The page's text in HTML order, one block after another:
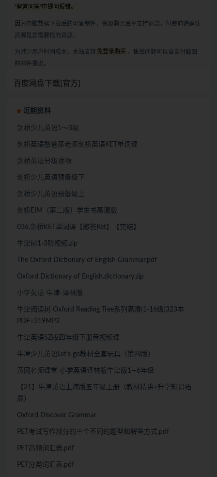
“留言问答”中提问报错。
因为电脑数据下载后的可复制性，资源购买后不支持退款，付费前请确认
资源是您需要找的资源。
为减少用户时间成本，本站支持 免登录购买 ，售后问题可以含支付截图
的邮件提出。
百度网盘下载[官方]
近期资料
剑桥少儿英语1～3级
剑桥英语憨爸巫老师剑桥英语KET单词课
剑桥英语分级读物
剑桥少儿英语预备级下
剑桥少儿英语预备级上
剑桥EIM（第二版）学生书高清版
036.剑桥KET单词课【憨爸Ket】【完结】
牛津树1-3阶视频.zip
The Oxford Dictionary of English Grammar.pdf
Oxford Dictionary of English.dictionary.zip
小学英语-牛津-译林版
牛津阅读树 Oxford Reading Tree系列高清(1-16级)323本
PDF+319MP3
牛津英语SZ版四年级下册音视频课
牛冿少儿英语Let’s go教材全套玩具（第四版）
黄冈名师课堂 小学英语译林版牛津版1—6年级
【21】牛津英语上海版五年级上册（教材精讲+升学知识拓
展）
Oxford Discover Grammar
PET考试写作部分的三个不同的题型和解答方式.pdf
PET高频词汇表.pdf
PET分类词汇表.pdf